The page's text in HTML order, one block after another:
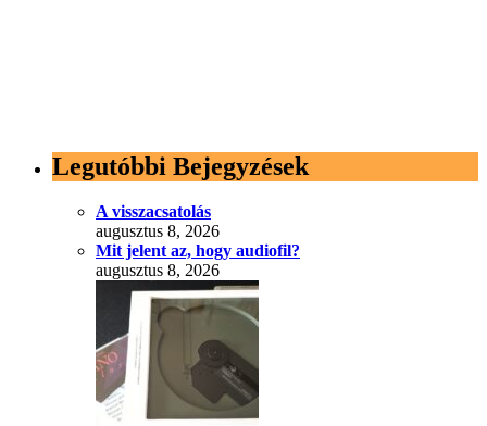
Legutóbbi Bejegyzések
A visszacsatolás
augusztus 8, 2026
Mit jelent az, hogy audiofil?
augusztus 8, 2026